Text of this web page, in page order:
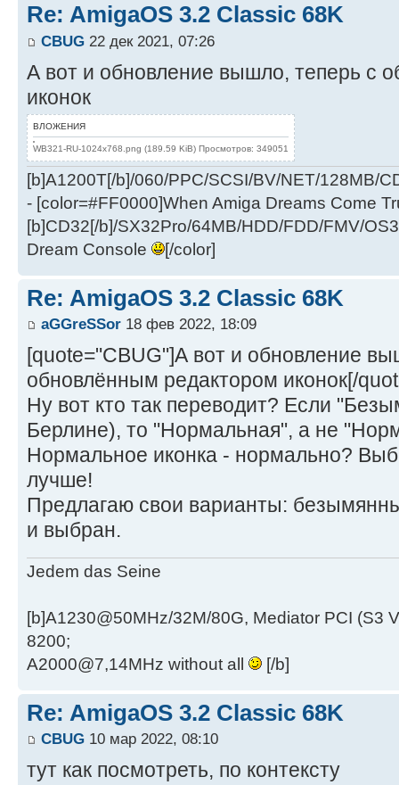
Re: AmigaOS 3.2 Classic 68K
CBUG 22 дек 2021, 07:26
А вот и обновление вышло, теперь с
иконок
ВЛОЖЕНИЯ
WB321-RU-1024x768.png (189.59 KiB) Просмотров: 349051
[b]A1200T[/b]/060/PPC/SCSI/BV/NET/128MB/
- [color=#FF0000]When Amiga Dreams Come
[b]CD32[/b]/SX32Pro/64MB/HDD/FDD/FMV/
Dream Console
[/color]
Re: AmigaOS 3.2 Classic 68K
aGGreSSor 18 фев 2022, 18:09
[quote="CBUG"]А вот и обновление
обновлённым редактором иконок[/
Ну вот кто так переводит? Если
Берлине), то "Нормальная", а не
Нормальное иконка - нормально?
лучше!
Предлагаю свои варианты:
и выбран.
Jedem das Seine
[b]A1230@50MHz/32M/80G, Mediator PCI (S3
8200;
A2000@7,14MHz without all
[/b]
Re: AmigaOS 3.2 Classic 68K
CBUG 10 мар 2022, 08:10
тут как посмотреть, по контексту